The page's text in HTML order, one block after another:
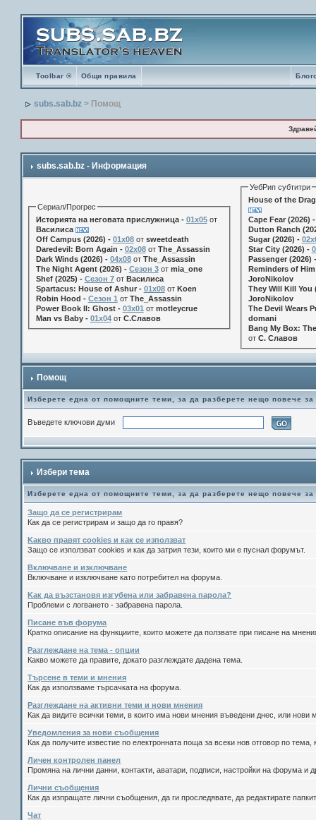
Toolbar ® Общи правила
subs.sab.bz > Помощ
subs.sab.bz - Информация
Сериал/Прогрес
Историята на неговата прислужница - 01х05от
Василиса
Off Campus (2026) - 01x08от sweetdeath
Daredevil: Born Again - 02x08от The_Assassin
Dark Winds (2026) - 04x08от The_Assassin
The Night Agent (2026) - Сезон 3от mia_one
Shef (2025) - Сезон 7от Василиса
Spartacus: House of Ashur - 01x08от Koen
Robin Hood - Сезон 1 от The_Assassin
Power Book II: Ghost - 03x01 от motleycrue
Man vs Baby - 01x04от С.Славов
УебРип субтитри
House of the
Cape Fear (2026)
Dutton Ranch
Sugar (2026) -
Star City (2026) -
Passenger (2026)
Reminders of
JoroNikolov
They Will Kill You
JoroNikolov
The Devil Wears
domani
Bang My Box:
от С. Славов
Помощ
Изберете една от помощните теми, за да разберете нещо повече
Въведете ключови думи
Избери тема
Изберете една от помощните теми, за да разберете нещо повече
Защо да се регистрирам
Как да се регистрирам и защо да го правя?
Kакво правят cookies и как се използват
Защо се използват cookies и как да затрия тези, които ми е пуснал форумът.
Включване и изключване
Включване и изключване като потребител на форума.
Kак да възстановя изгубена или забравена парола?
Проблеми с логването - забравена парола.
Писане във форума
Кратко описание на функциите, които можете да ползвате при писане на
Разглеждане на тема - опции
Какво можете да правите, докато разглеждате дадена тема.
Търсене в теми и мнения
Как да използваме търсачката на форума.
Разглеждане на активни теми и нови мнения
Как да видите всички теми, в които има нови мнения въведени днес, или
Уведомления за нови съобщения
Как да получите известие по електронната поща за всеки нов отговор по тема,
Личен контролен панел
Промяна на лични данни, контакти, аватари, подписи, настройки на форума и
Лични съобщения
Как да изпращате лични съобщения, да ги проследявате, да редактирате
Чат